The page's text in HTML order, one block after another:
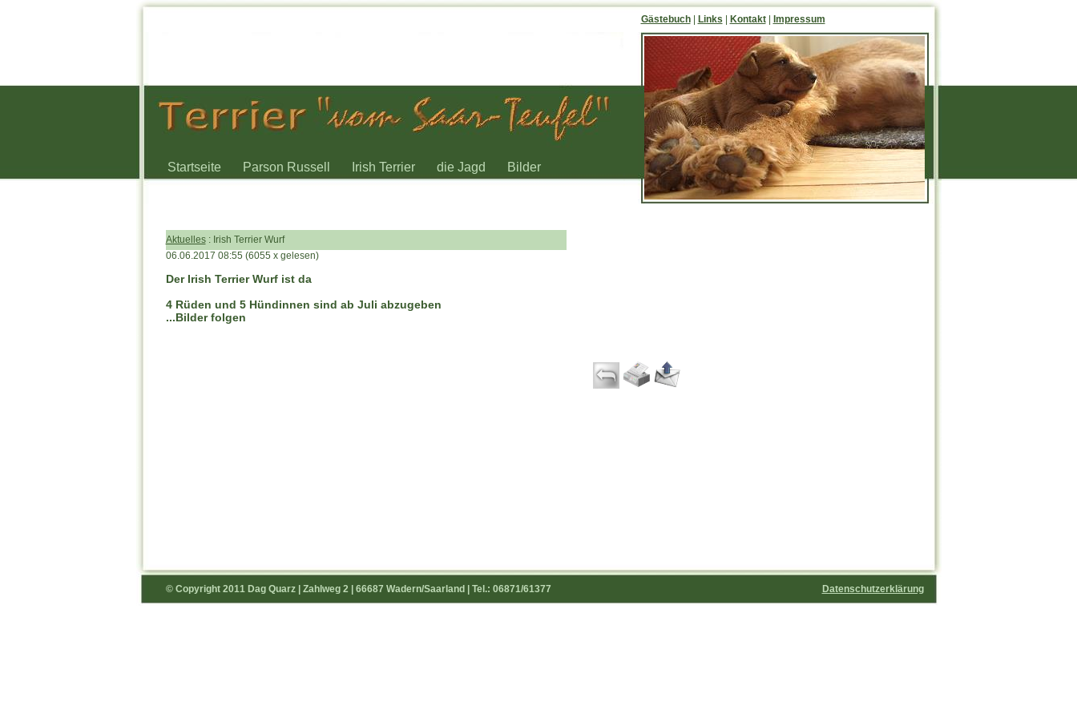
Gästebuch| Links Kontakt| Impressum
Startseite Parson Russell Irish Terrier die Jagd Bilder
Aktuelles: Irish Terrier Wurf
06.06.2017 08:55 (6055 x gelesen)
Der Irish Terrier Wurf ist da
4 Rüden und 5 Hündinnen sind ab Juli abzugeben
...Bilder folgen
© Copyright 2011 Dag Quarz | Zahlweg 2 | 66687 Wadern/Saarland | Tel.: 06871/61377 Datenschutzerklärung